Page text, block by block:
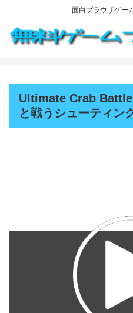
面白ブラウザゲー
Ultimate Crab Battle
と戦うシューティン